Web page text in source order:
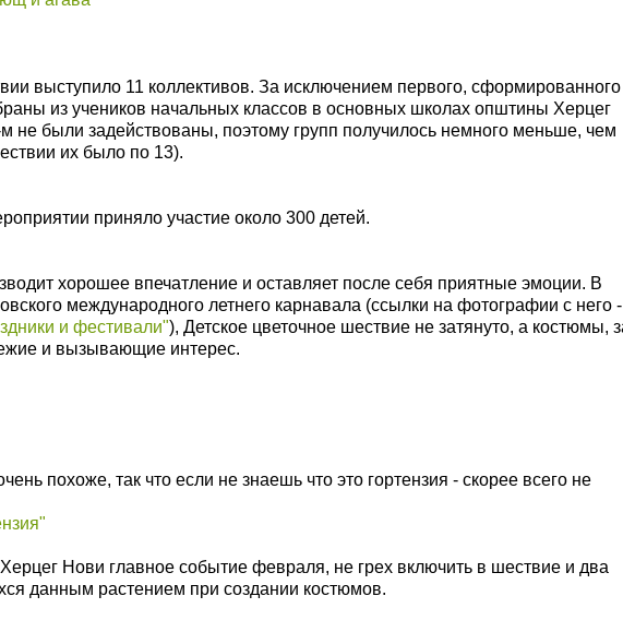
выступило 11 коллективов. За исключением первого, сформированного
из учеников начальных классов в основных школах општины Херцег
не были задействованы, поэтому групп получилось немного меньше, чем
их было по 13).
приняло участие около 300 детей.
хорошее впечатление и оставляет после себя приятные эмоции. В
международного летнего карнавала (ссылки на фотографии с него
и фестивали"), Детское цветочное шествие не затянуто, а костюмы,
и вызывающие интерес.
похоже, так что если не знаешь что это гортензия - скорее всего не
Нови главное событие февраля, не грех включить в шествие и два
данным растением при создании костюмов.